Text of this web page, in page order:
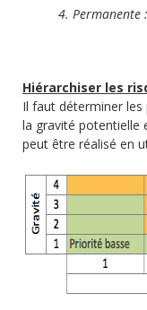
4. Permanente
Hiérarchiser les
Il faut déterminer les
la gravité potentielle
peut être réalisé en